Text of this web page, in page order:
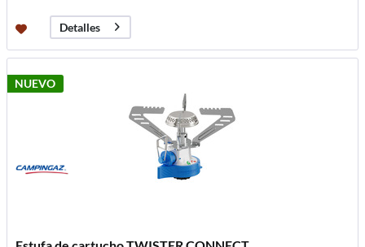
Detalles
NUEVO